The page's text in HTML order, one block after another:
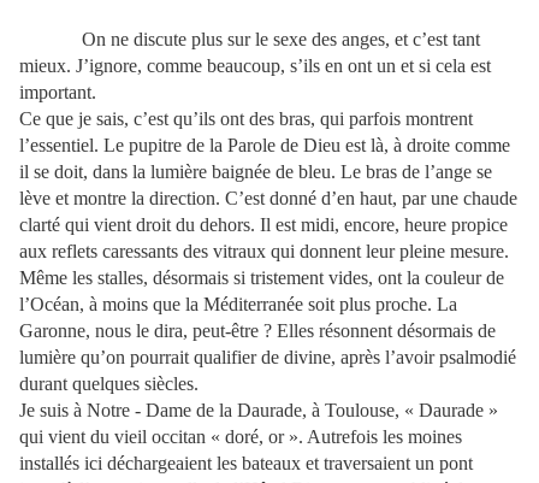
On ne discute plus sur le sexe des anges, et c’est tant
mieux. J’ignore, comme beaucoup, s’ils en ont un et si cela est
important.
Ce que je sais, c’est qu’ils ont des bras, qui parfois montrent
l’essentiel. Le pupitre de la Parole de Dieu est là, à droite comme
il se doit, dans la lumière baignée de bleu. Le bras de l’ange se
lève et montre la direction. C’est donné d’en haut, par une chaude
clarté qui vient droit du dehors. Il est midi, encore, heure propice
aux reflets caressants des vitraux qui donnent leur pleine mesure.
Même les stalles, désormais si tristement vides, ont la couleur de
l’Océan, à moins que la Méditerranée soit plus proche. La
Garonne, nous le dira, peut-être ? Elles résonnent désormais de
lumière qu’on pourrait qualifier de divine, après l’avoir psalmodié
durant quelques siècles.
Je suis à Notre - Dame de la Daurade, à Toulouse, « Daurade »
qui vient du vieil occitan « doré, or ». Autrefois les moines
installés ici déchargeaient les bateaux et traversaient un pont